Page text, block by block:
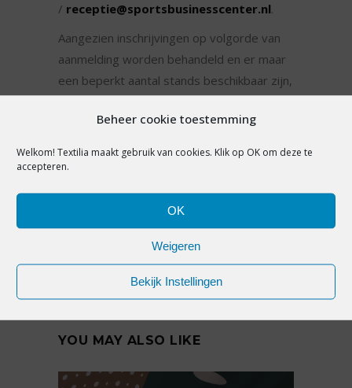
Beheer cookie toestemming
Welkom! Textilia maakt gebruik van cookies. Klik op OK om deze te
accepteren.
OK
Weigeren
Bekijk Instellingen
/ receptie@sportsbusinesscenter.nl.
Aangezien inschrijvingen op volgorde van
aanmelding worden behandeld en er maar
een beperkt aantal stands beschikbaar zijn,
adviseren wij je om snel te reageren.
SHARE:
PREVIOUS ARTICLE
YOU MAY ALSO LIKE